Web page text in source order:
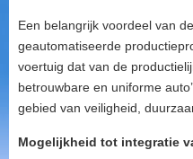
Een belangrijk voordeel van
geautomatiseerde
voertuig dat van de
betrouwbare en uniforme
gebied van veiligheid,
Mogelijkheid tot integratie